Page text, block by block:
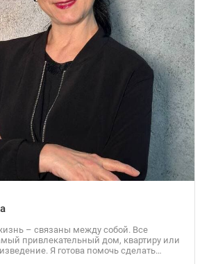
– связаны между собой. Все
привлекательный дом, квартиру или
Я готова помочь сделать